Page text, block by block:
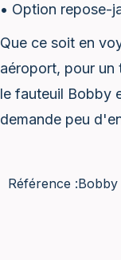
• Option repose-
Que ce soit en
aéroport, pour un
le fauteuil Bobby
demande peu
Référence :Bobby